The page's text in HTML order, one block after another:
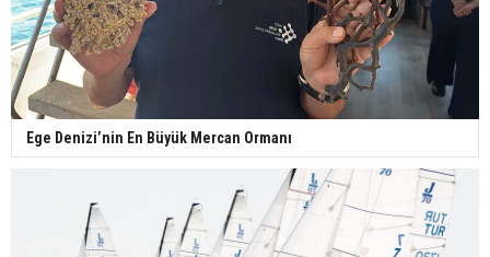
Ege Denizi’nin En Büyük Mercan Ormanı